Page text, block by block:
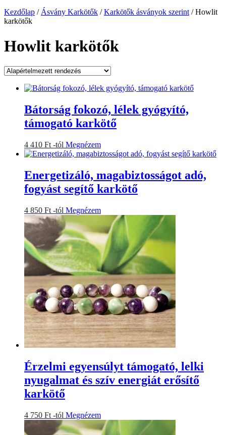
Kezdőlap /Ásvány Karkötők /Karkötők ásványok szerint/ Howlit
karkötők
Howlit karkötők
Bátorság fokozó, lélek gyógyító,
támogató karkötő
4 410 Ft -tól MegnézemEnnek
a
variációja
van.
változatok
a
termékoldalon
választhatók
ki
Energetizáló, magabiztosságot adó,
fogyást segítő karkötő
4 850 Ft -tól MegnézemEnnek
terméknek
több
variációja
van.
A
változatok
a
termékoldalon
választhatók
ki
Érzelmi egyensúlyt támogató, lelki
nyugalmat és szív energiát erősítő
karkötő
4 750 Ft -tól MegnézemEnnek
a
terméknek